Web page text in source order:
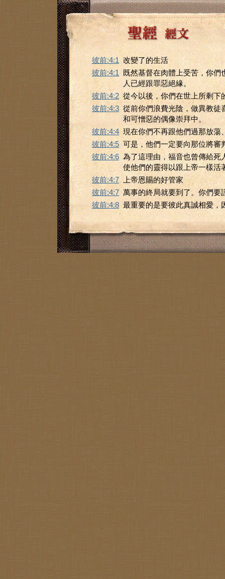
彼前:4:1 改變了的生活
彼前:4:1 既然基督在肉體上受苦，你們
人已經跟罪惡絕緣。
彼前:4:2 從今以後，你們在世上所剩下
彼前:4:3 從前你們浪費光陰，做異教徒
和可憎惡的偶像崇拜中。
彼前:4:4 現在你們不再跟他們過那放蕩
彼前:4:5 可是，他們一定要向那位將審
彼前:4:6 為了這理由，福音也曾傳給死
使他們的靈得以跟上帝一樣活
彼前:4:7
上帝恩賜的好管家
彼前:4:7 萬事的終局就要到了。你們要
彼前:4:8 最重要的是要彼此真誠相愛，